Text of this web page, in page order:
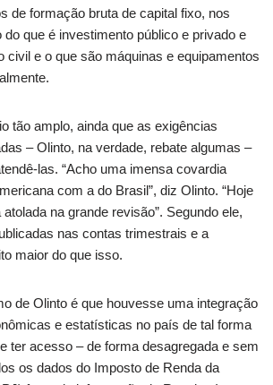
de formação bruta de capital fixo, nos
do que é investimento público e privado e
civil e o que são máquinas e equipamentos
tão amplo, ainda que as exigências
– Olinto, na verdade, rebate algumas –
las. “Acho uma imensa covardia
com a do Brasil”, diz Olinto. “Hoje
na grande revisão”. Segundo ele,
nas contas trimestrais e a
maior do que isso.
de Olinto é que houvesse uma integração
e estatísticas no país de tal forma
ter acesso – de forma desagregada e sem
os dados do Imposto de Renda da